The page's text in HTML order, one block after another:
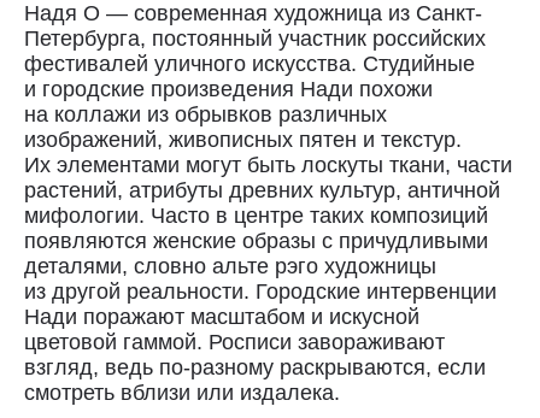
Надя О — современная художница из Санкт-
Петербурга, постоянный участник российских
фестивалей уличного искусства. Студийные
и городские произведения Нади похожи
на коллажи из обрывков различных
изображений, живописных пятен и текстур.
Их элементами могут быть лоскуты ткани, части
растений, атрибуты древних культур, античной
мифологии. Часто в центре таких композиций
появляются женские образы с причудливыми
деталями, словно альте рэго художницы
из другой реальности. Городские интервенции
Нади поражают масштабом и искусной
цветовой гаммой. Росписи завораживают
взгляд, ведь по-разному раскрываются, если
смотреть вблизи или издалека.
Доставка